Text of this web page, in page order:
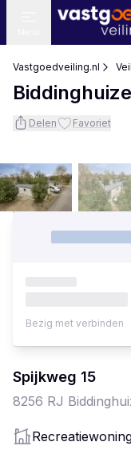
Vastgoedveiling.nl
Delen Favoriet
Spijkweg 15
8256 RJ
Bezig met verbinden